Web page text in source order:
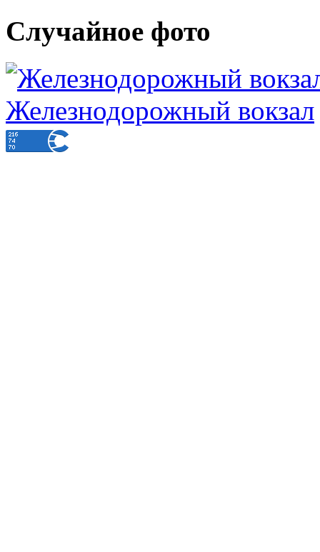
Случайное фото
Железнодорожный вокзал